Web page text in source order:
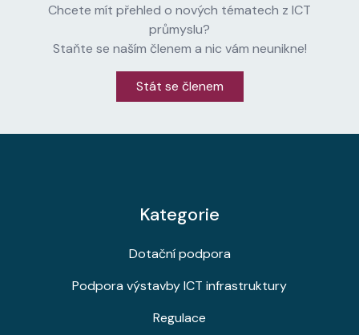
Chcete mít přehled o nových tématech z ICT
průmyslu?
Staňte se naším členem a nic vám neunikne!
Stát se členem
Kategorie
Dotační podpora
Podpora výstavby ICT infrastruktury
Regulace